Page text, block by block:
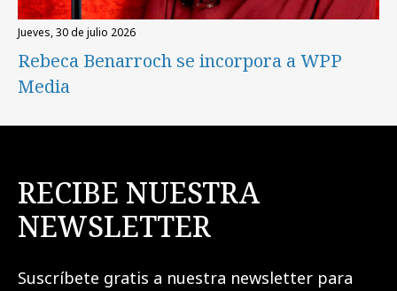
jueves, 30 de julio 2026
Rebeca Benarroch se incorpora a WPP
Media
RECIBE NUESTRA
NEWSLETTER
Suscríbete gratis a nuestra newsletter para